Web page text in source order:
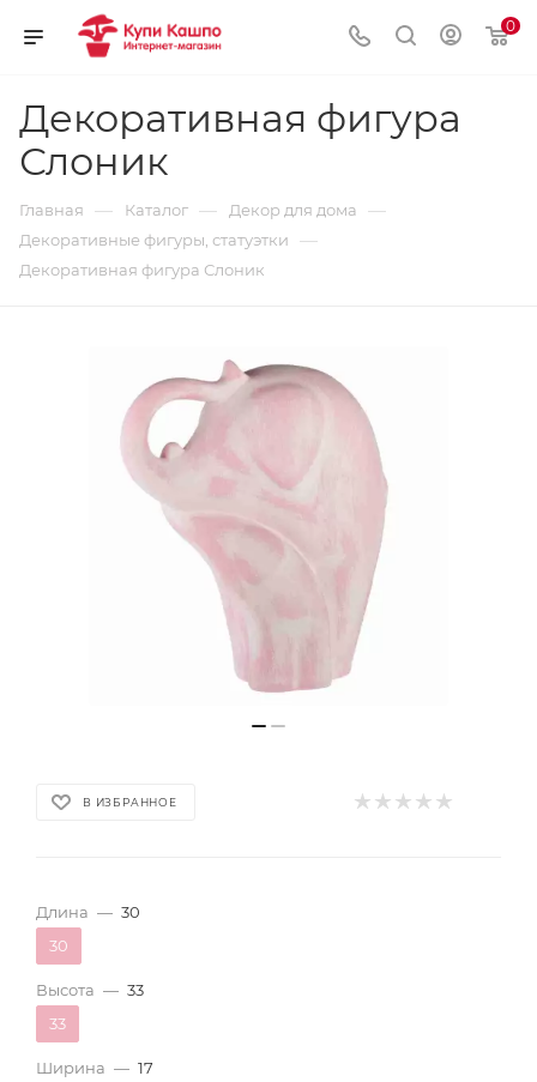
0
Декоративная фигура
Слоник
Главная — Каталог — Декор для дома —
Декоративные фигуры, статуэтки —
Декоративная фигура Слоник
В ИЗБРАННОЕ
Длина — 30
30
Высота — 33
33
Ширина — 17